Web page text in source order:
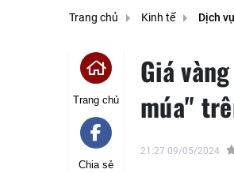
Trang chủ Kinh tế Dịch
Trang chủ
Chia sẻ
Giá
múa"
21:27 09/05/2024